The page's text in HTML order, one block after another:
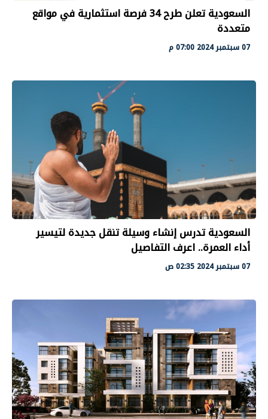
السعودية تعلن طرح 34 فرصة استثمارية في مواقع
متعددة
07 سبتمبر 2024 07:00 م
السعودية تدرس إنشاء وسيلة تنقل جديدة لتيسير
أداء العمرة.. اعرف التفاصيل
07 سبتمبر 2024 02:35 ص